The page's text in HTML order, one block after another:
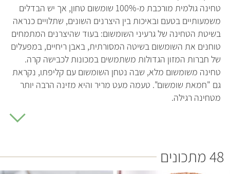
טחינה גולמית מורכבת מ-100% שומשום טחון, אך יש הבדלים
משמעותיים בטעם ובאיכות בין היצרנים השונים, שתלויים כנראה
בשיטת הטחינה של גרעיני השומשום: בעוד שהיצרנים המתמחים
טוחנים את השומשום בשיטה המסורתית, באבן ריחיים, במפעלים
של חברות המזון הגדולות משתמשים במכונות לכבישה קרה.
טחינה משומשום מלא, שבה נטחן השומשום עם קליפתו, נקראת
גם "חמאת שומשום". טעמה מעט מריר והיא מזינה הרבה יותר
מטחינה רגילה.
סיבים התזונתיים, החיוניים לתהליך העיכול ונמצאים רק בזרעים
48 מתכונים